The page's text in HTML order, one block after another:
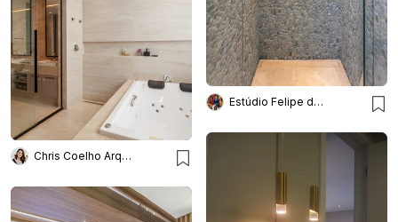
Estúdio Felipe de Almeida
Chris Coelho Arquitetura